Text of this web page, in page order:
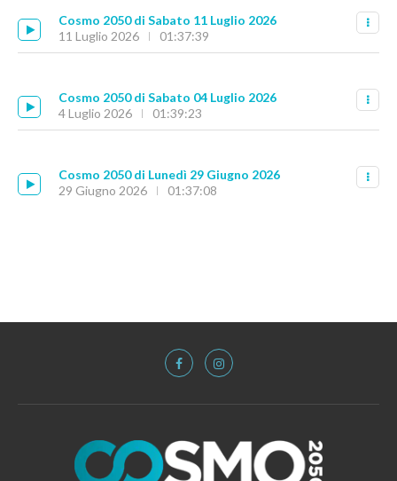
Cosmo 2050 di Sabato 11 Luglio 2026
11 Luglio 2026
01:37:39
Cosmo 2050 di Sabato 04 Luglio 2026
4 Luglio 2026
01:39:23
Cosmo 2050 di Lunedì 29 Giugno 2026
29 Giugno 2026
01:37:08